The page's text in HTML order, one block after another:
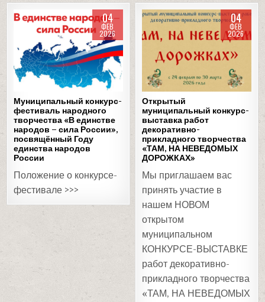
04
ФЕВ
2026
Posted
in
Муниципальный конкурс-
фестиваль народного
творчества «В единстве
народов – сила России»,
посвящённый Году
единства народов
России
Положение о конкурсе-
фестивале >>>
04
ФЕВ
2026
in
Открытый
муниципальный конкурс-
выставка работ
декоративно-
прикладного творчества
«ТАМ, НА НЕВЕДОМЫХ
ДОРОЖКАХ»
Мы приглашаем вас
принять участие в
нашем НОВОМ
открытом
муниципальном
КОНКУРСЕ-ВЫСТАВКЕ
работ декоративно-
прикладного творчества
«ТАМ, НА НЕВЕДОМЫХ